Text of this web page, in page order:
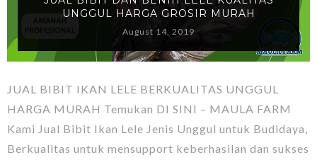
UNGGUL HARGA GROSIR MURAH
August 14, 2019
JUAL BIBIT IKAN LELE BERKUALITAS UNGGUL
HARGA MURAH Temukan DI SINI – MAULA FARM
Kami Jual Bibit Ikan Lele Jenis Unggul untuk Budidaya,
Berkualitas untuk mensupport keberhasilan dan sukses